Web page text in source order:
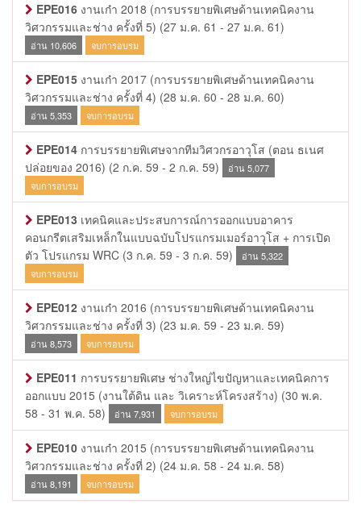
EPE016 งานเก๋า 2018 (การบรรยายพิเศษด้านเทคนิคงาน
วิศวกรรมและช่าง ครั้งที่ 5) (27 ม.ค. 61 - 27 ม.ค. 61)
อ่าน 10,606 จบการอบรม
EPE015 งานเก๋า 2017 (การบรรยายพิเศษด้านเทคนิคงาน
วิศวกรรมและช่าง ครั้งที่ 4) (28 ม.ค. 60 - 28 ม.ค. 60)
อ่าน 5,353 จบการอบรม
EPE014 การบรรยายพิเศษจากทีมวิศวกรอาวุโส (ตอน ธเนศ
ปล่อยของ 2016) (2 ก.ค. 59 - 2 ก.ค. 59)
อ่าน 5,077
จบการอบรม
EPE013 เทคนิคและประสบการณ์การออกแบบอาคาร
คอนกรีตเสริมเหล็กในแบบฉบับโปรแกรมเมอร์อาวุโส + การเปิด
ตัว โปรแกรม WRC (3 ก.ค. 59 - 3 ก.ค. 59)
อ่าน 5,322
จบการอบรม
EPE012 งานเก๋า 2016 (การบรรยายพิเศษด้านเทคนิคงาน
วิศวกรรมและช่าง ครั้งที่ 3) (23 ม.ค. 59 - 23 ม.ค. 59)
อ่าน 8,573 จบการอบรม
EPE011 การบรรยายพิเศษ ช่างใหญ่ไขปัญหาและเทคนิคการ
ออกแบบ 2015 (งานใต้ดิน และ วิเคราะห์โครงสร้าง) (30 พ.ค.
58 - 31 พ.ค. 58)
อ่าน 7,931 จบการอบรม
EPE010 งานเก๋า 2015 (การบรรยายพิเศษด้านเทคนิคงาน
วิศวกรรมและช่าง ครั้งที่ 2) (24 ม.ค. 58 - 24 ม.ค. 58)
อ่าน 8,191 จบการอบรม